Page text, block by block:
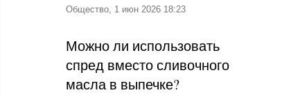
Общество, 1 июн 2026 18:23
Можно ли использовать
спред вместо сливочного
масла в выпечке?